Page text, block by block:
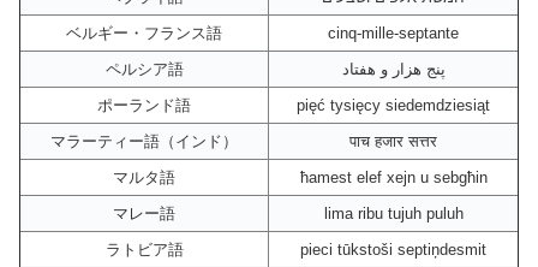
ベルギー・フランス語
cinq-mille-septante
ペルシア語
پنج هزار و هفتاد
ポーランド語
pięć tysięcy siedemdziesiąt
マラーティー語（インド）
पाच हजार सत्तर
マルタ語
ħamest elef xejn u sebgħin
マレー語
lima ribu tujuh puluh
ラトビア語
pieci tūkstoši septiņdesmit